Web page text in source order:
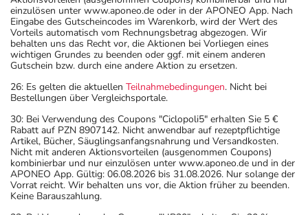
einzulösen unter www.aponeo.de oder in der APONEO App. Nach
Eingabe des Gutscheincodes im Warenkorb, wird der Wert des
Vorteils automatisch vom Rechnungsbetrag abgezogen. Wir
behalten uns das Recht vor, die Aktionen bei Vorliegen eines
wichtigen Grundes zu beenden oder ggf. mit einem anderen
Gutschein bzw. durch eine andere Aktion zu ersetzen.
26: Es gelten die aktuellen Teilnahmebedingungen. Nicht bei
Bestellungen über Vergleichsportale.
30: Bei Verwendung des Coupons "Ciclopoli5" erhalten Sie 5 €
Rabatt auf PZN 8907142. Nicht anwendbar auf rezeptpflichtige
Artikel, Bücher, Säuglingsanfangsnahrung und Versandkosten.
Nicht mit anderen Aktionsvorteilen (ausgenommen Coupons)
kombinierbar und nur einzulösen unter www.aponeo.de und in der
APONEO App. Gültig: 06.08.2026 bis 31.08.2026. Nur solange der
Vorrat reicht. Wir behalten uns vor, die Aktion früher zu beenden.
Keine Barauszahlung.